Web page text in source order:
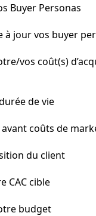
Buyer Personas
à jour vos buyer
vos coût(s)
de vie
coûts de
du client
CAC cible
budget